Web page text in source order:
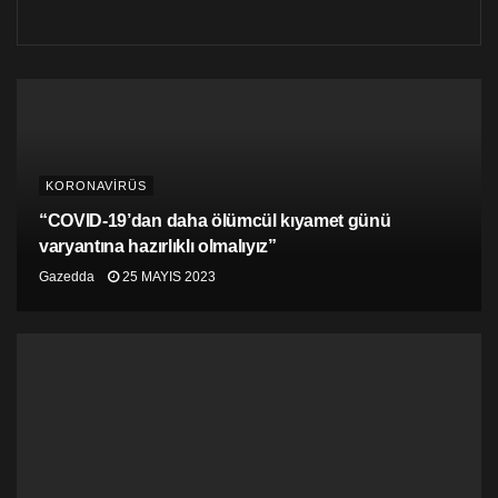
KORONAVİRÜS
“COVID-19’dan daha ölümcül kıyamet günü
varyantına hazırlıklı olmalıyız”
Gazedda 25 MAYIS 2023